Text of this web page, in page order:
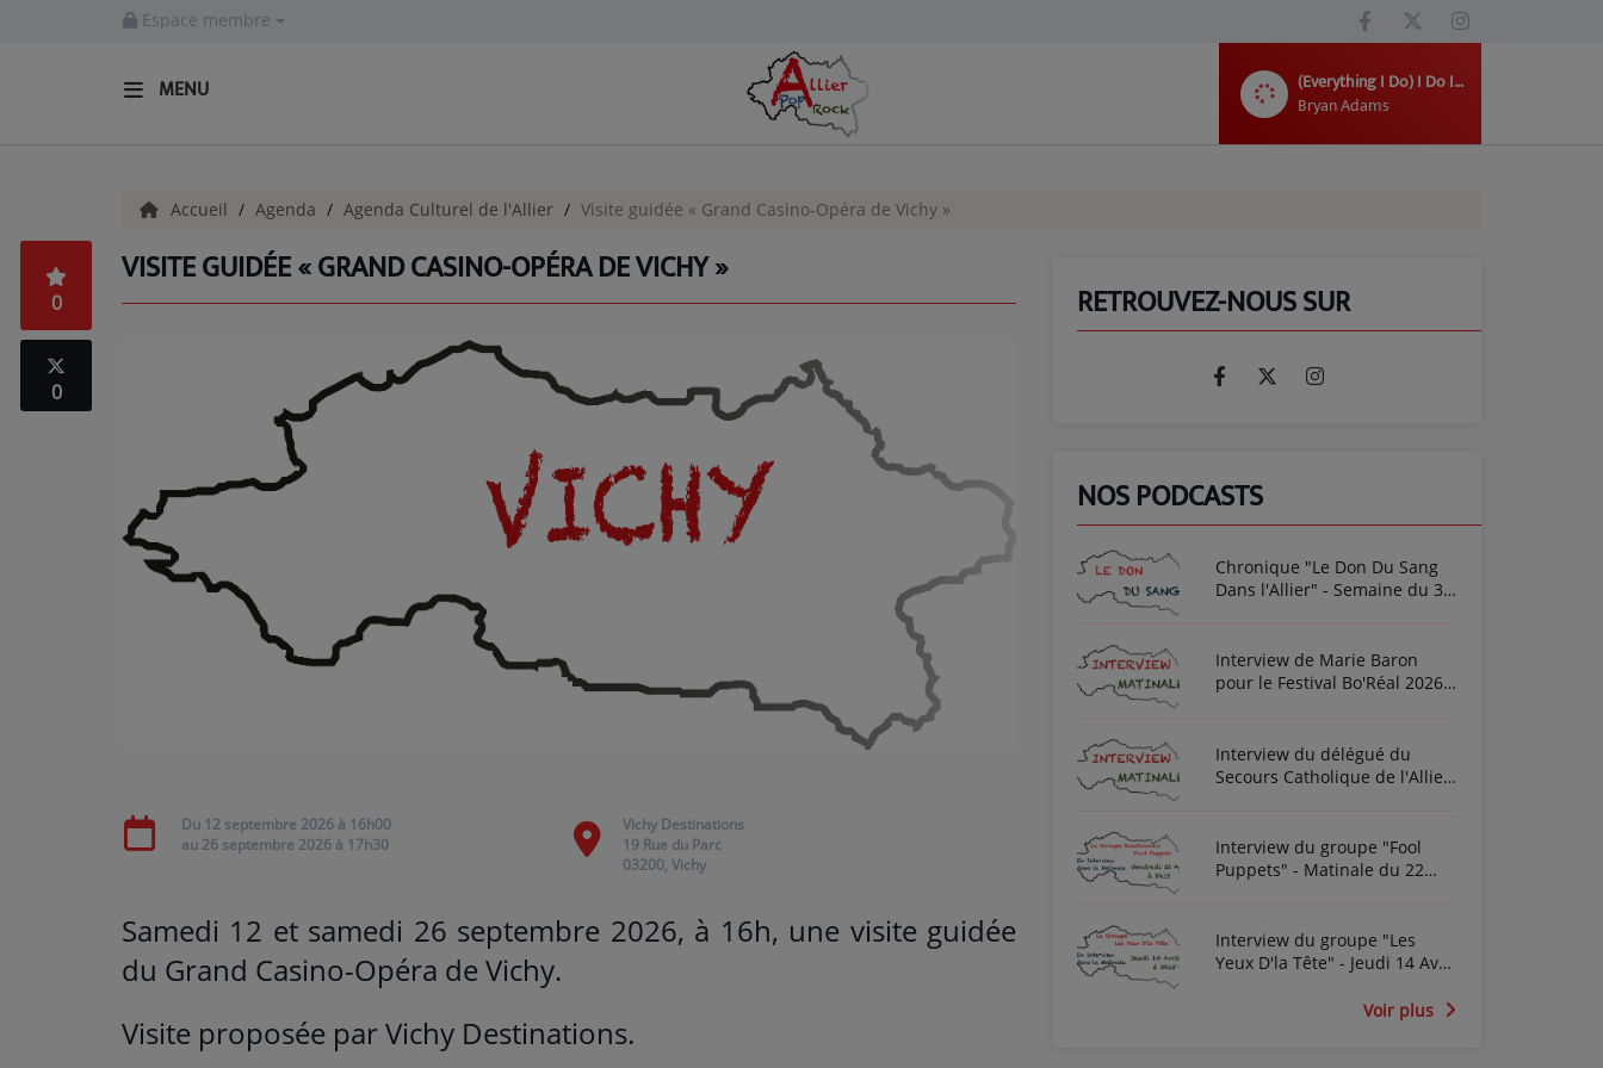
Espace membre
MENU
(Everything I Do) I Do It For You
Bryan Adams
INFOS - ALLIER
AGENDA CULTUREL - ALLIER
INFOS POP ROCK
Titres diffusés
Accueil Agenda Agenda Culturel de l'Allier Visite guidée « Grand Casino-Opéra de Vichy »
VISITE GUIDÉE « GRAND CASINO-OPÉRA DE VICHY »
0
0
Du 12 septembre 2026 à 16h00
au 26 septembre 2026 à 17h30
Vichy Destinations
19 Rue du Parc
03200, Vichy
Samedi 12 et samedi 26 septembre 2026, à 16h, une visite guidée
du Grand Casino-Opéra de Vichy.
Visite proposée par Vichy Destinations.
RETROUVEZ-NOUS SUR
NOS PODCASTS
Chronique "Le Don Du Sang
Dans l'Allier" - Semaine du 3
Interview de Marie Baron
pour le Festival Bo'Réal 2026
Interview du délégué du
Secours Catholique de l'Allier
Interview du groupe "Fool
Puppets" - Matinale du 22
Interview du groupe "Les
Yeux D'la Tête" - Jeudi 14 Avril
Voir plus